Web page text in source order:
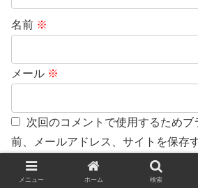
名前 ※
メール ※
次回のコメントで使用するためブ
前、メールアドレス、サイトを保存す
コメントに返信があったらメール
メニュー ホーム 検索